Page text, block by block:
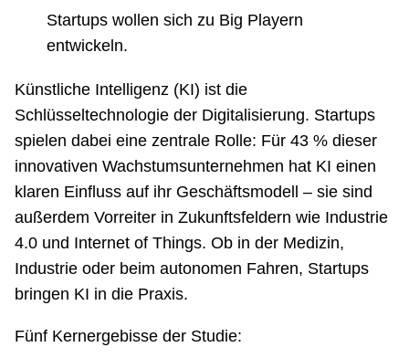
Startups wollen sich zu Big Playern
entwickeln.
Künstliche Intelligenz (KI) ist die
Schlüsseltechnologie der Digitalisierung. Startups
spielen dabei eine zentrale Rolle: Für 43 % dieser
innovativen Wachstumsunternehmen hat KI einen
klaren Einfluss auf ihr Geschäftsmodell – sie sind
außerdem Vorreiter in Zukunftsfeldern wie Industrie
4.0 und Internet of Things. Ob in der Medizin,
Industrie oder beim autonomen Fahren, Startups
bringen KI in die Praxis.
Fünf Kernergebisse der Studie: